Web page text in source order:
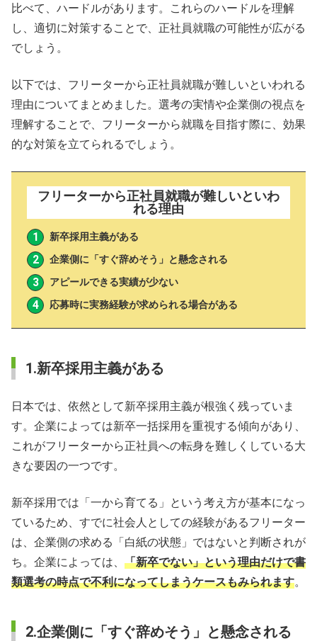
比べて、ハードルがあります。これらのハードルを理解
し、適切に対策することで、正社員就職の可能性が広がる
でしょう。
以下では、フリーターから正社員就職が難しいといわれる
理由についてまとめました。選考の実情や企業側の視点を
理解することで、フリーターから就職を目指す際に、効果
的な対策を立てられるでしょう。
フリーターから正社員就職が難しいといわ
れる理由
新卒採用主義がある
企業側に「すぐ辞めそう」と懸念される
アピールできる実績が少ない
応募時に実務経験が求められる場合がある
1.新卒採用主義がある
日本では、依然として新卒採用主義が根強く残っていま
す。企業によっては新卒一括採用を重視する傾向があり、
これがフリーターから正社員への転身を難しくしている大
きな要因の一つです。
新卒採用では「一から育てる」という考え方が基本になっ
ているため、すでに社会人としての経験があるフリーター
は、企業側の求める「白紙の状態」ではないと判断されが
ち。企業によっては、 「新卒でない」という理由だけで書
類選考の時点で不利になってしまうケースもみられます。
2.企業側に「すぐ辞めそう」と懸念される